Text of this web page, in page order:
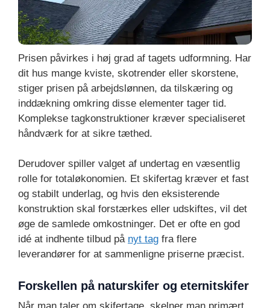
Prisen påvirkes i høj grad af tagets udformning. Har
dit hus mange kviste, skotrender eller skorstene,
stiger prisen på arbejdslønnen, da tilskæring og
inddækning omkring disse elementer tager tid.
Komplekse tagkonstruktioner kræver specialiseret
håndværk for at sikre tæthed.
Derudover spiller valget af undertag en væsentlig
rolle for totaløkonomien. Et skifertag kræver et fast
og stabilt underlag, og hvis den eksisterende
konstruktion skal forstærkes eller udskiftes, vil det
øge de samlede omkostninger. Det er ofte en god
idé at indhente tilbud på nyt tag fra flere
leverandører for at sammenligne priserne præcist.
Forskellen på naturskifer og eternitskifer